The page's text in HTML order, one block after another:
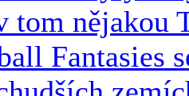
tom nějakou
Fantasies